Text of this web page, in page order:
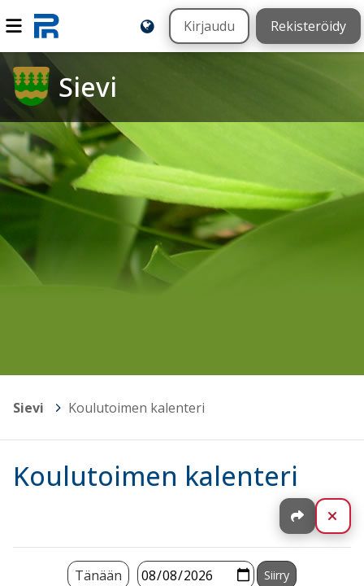
Kirjaudu Rekisteröidy
Sievi
Sievi Koulutoimen kalenteri
Koulutoimen kalenteri
Jaa
Tänään